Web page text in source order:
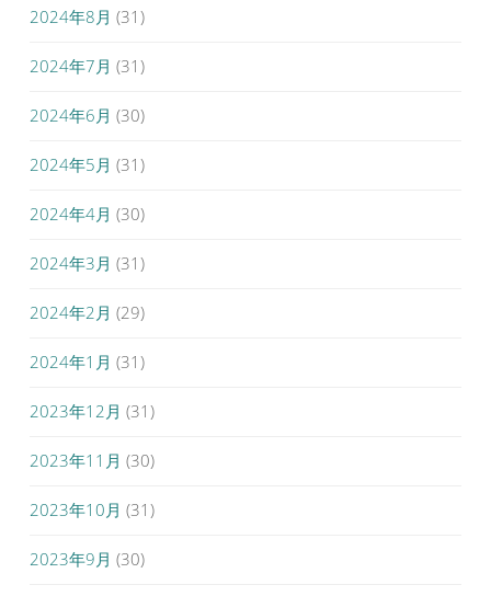
2024年8月 (31)
2024年7月 (31)
2024年6月 (30)
2024年5月 (31)
2024年4月 (30)
2024年3月 (31)
2024年2月 (29)
2024年1月 (31)
2023年12月 (31)
2023年11月 (30)
2023年10月 (31)
2023年9月 (30)